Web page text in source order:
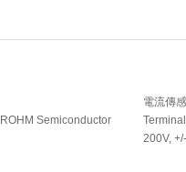
ROHM Semiconductor
電流傳
200V,